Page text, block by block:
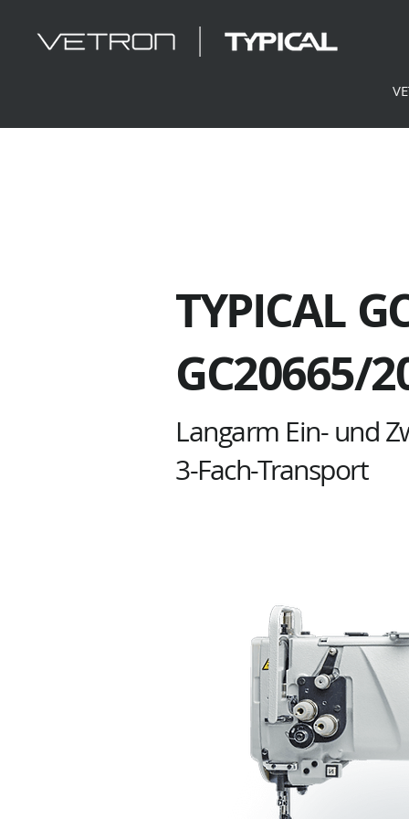
TYPICAL
GC20665/
Langarm Ein- und
3-Fach-Transport